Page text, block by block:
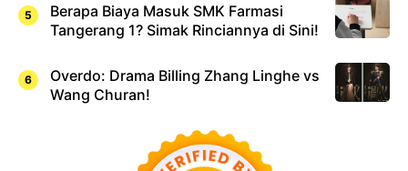
Berapa Biaya Masuk SMK Farmasi
Tangerang 1? Simak Rinciannya di Sini!
Overdo: Drama Billing Zhang Linghe vs
Wang Churan!